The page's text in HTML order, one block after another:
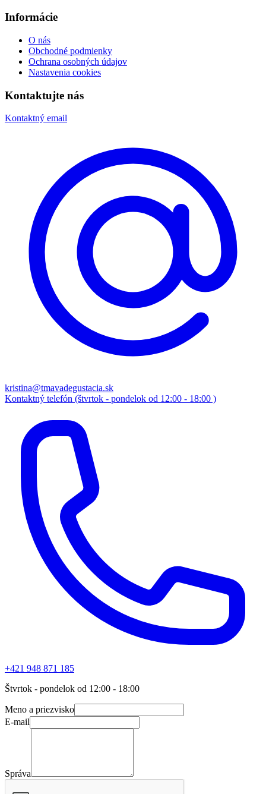
Informácie
O nás
Obchodné podmienky
Ochrana osobných údajov
Nastavenia cookies
Kontaktujte nás
Kontaktný email
kristina@tmavadegustacia.sk
Kontaktný telefón (štvrtok - pondelok od 12:00 - 18:00 )
+421 948 871 185
Štvrtok - pondelok od 12:00 - 18:00
Meno a priezvisko
E-mail
Správa